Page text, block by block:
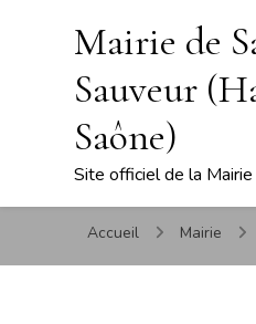
Mairie de
Sauveur
Saône)
Site officiel de la Mairie
Accueil Mairie